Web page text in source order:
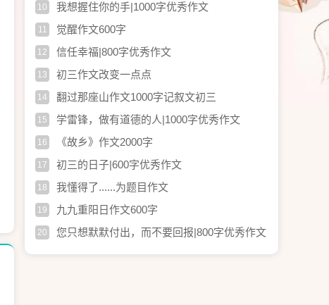
秀作文
10 我想握住你的手|1000字优秀作文
11 觉醒作文600字
12 信任幸福|800字优秀作文
13 初三作文改变一点点
14 翻过那座山作文1000字记叙文初三
15 学雷锋，做有道德的人|1000字优秀作文
16 《故乡》作文2000字
17 初三的日子|600字优秀作文
18 我懂得了......为题目作文
19 九九重阳日作文600字
20 您只想默默付出，而不要回报|800字优秀作文